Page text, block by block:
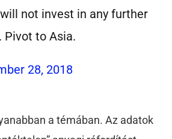
not invest in any further
Pivot to Asia.
28, 2018
a témában. Az adatok